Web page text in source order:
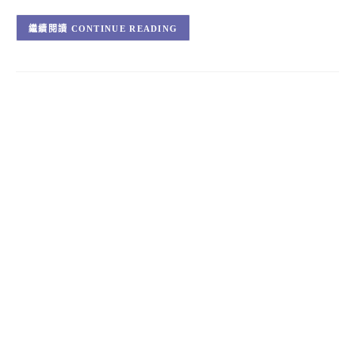
CONTINUE READING